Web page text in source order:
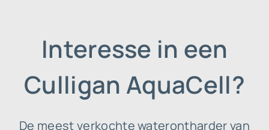
Interesse in een
Culligan AquaCell?
De meest verkochte waterontharder van